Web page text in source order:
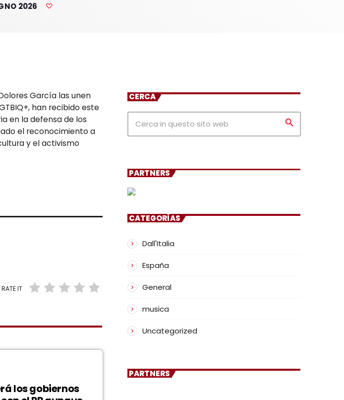
2026
García las unen
han recibido este
en la defensa de los
el reconocimiento a
y el activismo
RATE IT
los gobiernos
CERCA
search
PARTNERS
CATEGORÍAS
Dall'Italia
España
General
musica
Uncategorized
PARTNERS